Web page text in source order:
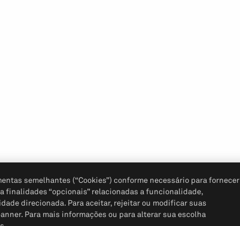
semelhantes (“Cookies”) conforme necessário para fornecer
finalidades “opcionais” relacionadas a funcionalidade,
direcionada. Para aceitar, rejeitar ou modificar suas
Para mais informações ou para alterar sua escolha